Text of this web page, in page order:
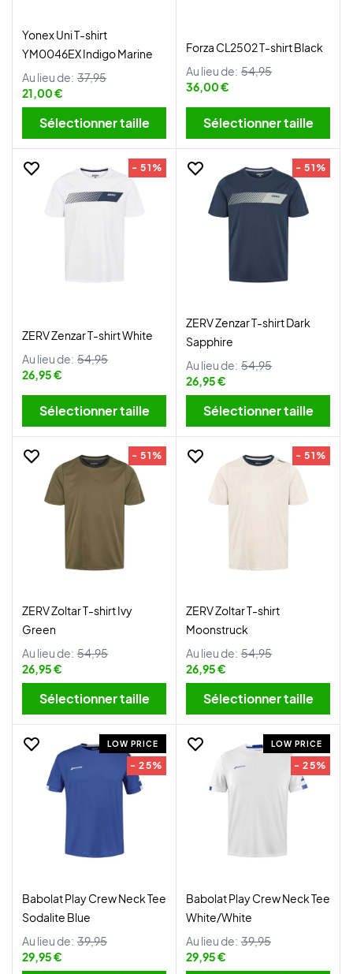
Yonex Uni T-shirt
YM0046EX Indigo Marine
Au lieu de: 37,95
21,00 €
Sélectionner taille
Forza CL2502 T-shirt Black
Au lieu de: 54,95
36,00 €
Sélectionner taille
- 51%
ZERV Zenzar T-shirt White
Au lieu de: 54,95
26,95 €
Sélectionner taille
- 51%
ZERV Zenzar T-shirt Dark
Sapphire
Au lieu de: 54,95
26,95 €
Sélectionner taille
- 51%
ZERV Zoltar T-shirt Ivy
Green
Au lieu de: 54,95
26,95 €
Sélectionner taille
- 51%
ZERV Zoltar T-shirt
Moonstruck
Au lieu de: 54,95
26,95 €
Sélectionner taille
LOW PRICE
- 25%
Babolat Play Crew Neck Tee
Sodalite Blue
Au lieu de: 39,95
29,95 €
LOW PRICE
- 25%
Babolat Play Crew Neck Tee
White/White
Au lieu de: 39,95
29,95 €